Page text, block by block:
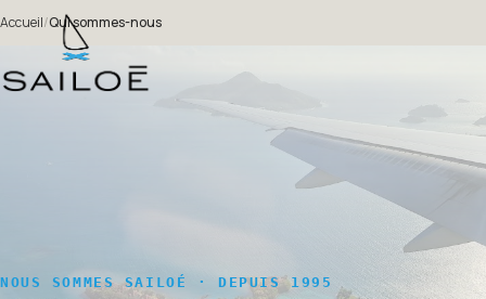
Accueil/Qui sommes-nous
NOUS SOMMES SAILOÉ · DEPUIS 1995